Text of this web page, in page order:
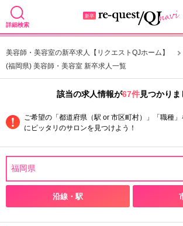
詳細検索
美容師・美容室の新卒求人【リクエストQJホーム】
(福岡県) 美容師・美容室 新卒求人一覧
該当の求人情報が67件見つかりま
ご希望の「都道府県（駅 or 市区町村）」「職種
にピッタリのサロンを見つけよう！
沿線・駅